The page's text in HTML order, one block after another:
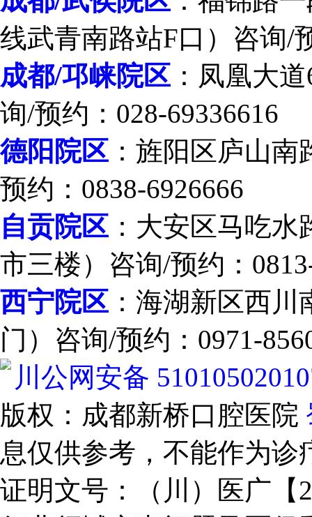
线武青南路站F口）咨询/
成都/邛崃院区 ：凤凰大
询/预约：028-69336616
德阳院区 ：旌阳区庐山
预约：0838-6926666
自贡院区 ：大安区马吃
市三楼）咨询/预约：
西宁院区 ：海湖新区西
门）咨询/预约：0971-
川公网安备
版权：成都新桥口腔医院
息仅供参考，不能作为
证明文号：（川）医广【